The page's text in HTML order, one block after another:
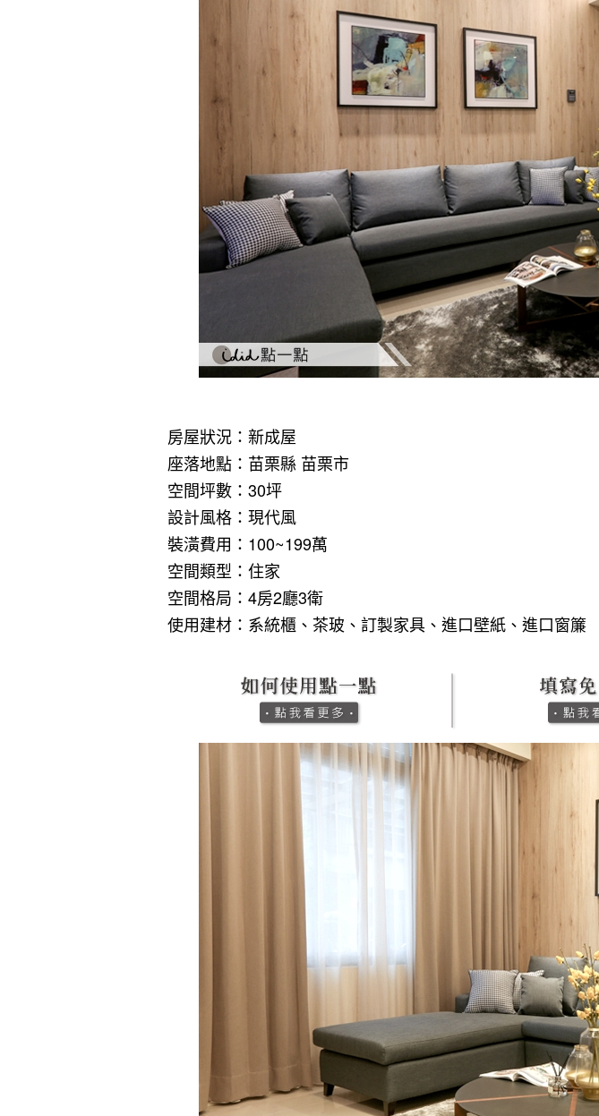
房屋狀況：新成屋
座落地點：苗栗縣 苗栗市
空間坪數：30坪
設計風格：現代風
裝潢費用：100~199萬
空間類型：住家
空間格局：4房2廳3衛
使用建材：系統櫃、茶玻、訂製家具、進口壁紙、進口窗簾